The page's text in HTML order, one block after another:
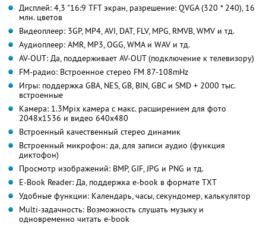
Дисплей: 4,3 "16:9 TFT экран, разрешение: QVGA (320 * 240), 16
млн. цветов
Видеоплеер: 3GP, MP4, AVI, DAT, FLV, MPG, RMVB, WMV и тд.
Аудиоплеер: AMR, MP3, OGG, WMA и WAV и тд.
AV-OUT: Да, поддерживает AV-OUT (подключение к телевизору)
FM-радио: Встроенное стерео FM 87-108mHz
Игры: поддержка GBA, NES, GB, BIN, GBC и SMD + 2000 тыс.
встроенные
Камера: 1.3Mpix камера с макс. расширением для фото
2048х1536 и видео 640х480
Встроенный качественный стерео динамик
Встроенный микрофон: да, для записи аудио (функция
диктофон)
Просмотр изображений: BMP, GIF, JPG и PNG и тд.
E-Book Reader: Да, поддержка e-book в формате TXT
Удобные функции: Календарь, часы, секундомер, калькулятор
Multi-задачность: Возможность слушать музыку и
одновременно читать e-book